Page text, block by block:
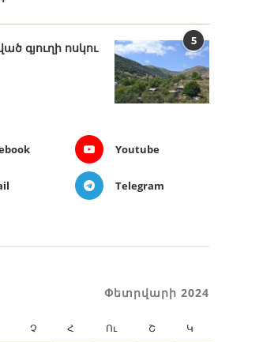
5
գյուղի ոսկու
Youtube
Telegram
Փետրվարի 2024
Չ Հ Ու Շ Կ